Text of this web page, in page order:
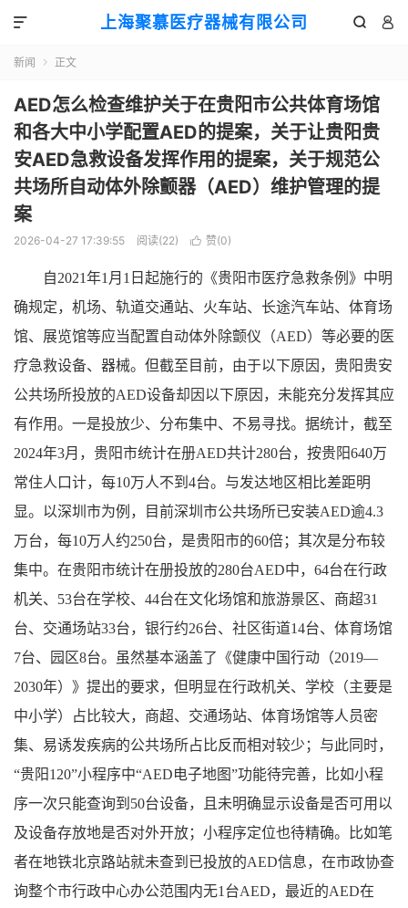
上海聚慕医疗器械有限公司  

新闻  正文
AED怎么检查维护关于在贵阳市公共体育场馆
和各大中小学配置AED的提案，关于让贵阳贵
安AED急救设备发挥作用的提案，关于规范公
共场所自动体外除颤器（AED）维护管理的提
案
2026-04-27 17:39:55 阅读(22)  赞(0)
自2021年1月1日起施行的《贵阳市医疗急救条例》中明
确规定，机场、轨道交通站、火车站、长途汽车站、体育场
馆、展览馆等应当配置自动体外除颤仪（AED）等必要的医
疗急救设备、器械。但截至目前，由于以下原因，贵阳贵安
公共场所投放的AED设备却因以下原因，未能充分发挥其应
有作用。一是投放少、分布集中、不易寻找。据统计，截至
2024年3月，贵阳市统计在册AED共计280台，按贵阳640万
常住人口计，每10万人不到4台。与发达地区相比差距明
显。以深圳市为例，目前深圳市公共场所已安装AED逾4.3
万台，每10万人约250台，是贵阳市的60倍；其次是分布较
集中。在贵阳市统计在册投放的280台AED中，64台在行政
机关、53台在学校、44台在文化场馆和旅游景区、商超31
台、交通场站33台，银行约26台、社区街道14台、体育场馆
7台、园区8台。虽然基本涵盖了《健康中国行动（2019—
2030年）》提出的要求，但明显在行政机关、学校（主要是
中小学）占比较大，商超、交通场站、体育场馆等人员密
集、易诱发疾病的公共场所占比反而相对较少；与此同时，
“贵阳120”小程序中“AED电子地图”功能待完善，比如小程
序一次只能查询到50台设备，且未明确显示设备是否可用以
及设备存放地是否对外开放；小程序定位也待精确。比如笔
者在地铁北京路站就未查到已投放的AED信息，在市政协查
询整个市行政中心办公范围内无1台AED，最近的AED在